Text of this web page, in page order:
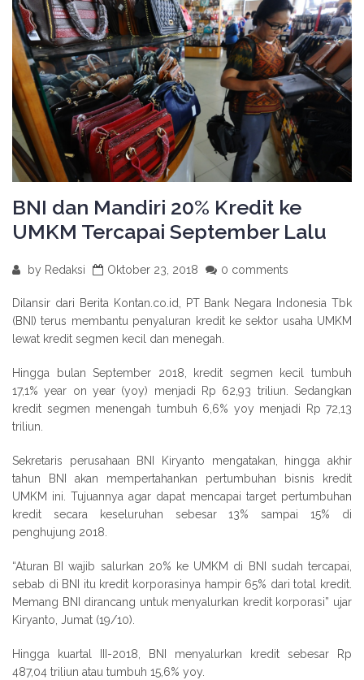
BNI dan Mandiri 20% Kredit ke
UMKM Tercapai September Lalu
by Redaksi Oktober 23, 2018 0 comments
Dilansir dari Berita Kontan.co.id, PT Bank Negara Indonesia Tbk
(BNI) terus membantu penyaluran kredit ke sektor usaha UMKM
lewat kredit segmen kecil dan menegah.
Hingga bulan September 2018, kredit segmen kecil tumbuh
17,1% year on year (yoy) menjadi Rp 62,93 triliun. Sedangkan
kredit segmen menengah tumbuh 6,6% yoy menjadi Rp 72,13
triliun.
Sekretaris perusahaan BNI Kiryanto mengatakan, hingga akhir
tahun BNI akan mempertahankan pertumbuhan bisnis kredit
UMKM ini. Tujuannya agar dapat mencapai target pertumbuhan
kredit secara keseluruhan sebesar 13% sampai 15% di
penghujung 2018.
“Aturan BI wajib salurkan 20% ke UMKM di BNI sudah tercapai,
sebab di BNI itu kredit korporasinya hampir 65% dari total kredit.
Memang BNI dirancang untuk menyalurkan kredit korporasi” ujar
Kiryanto, Jumat (19/10).
Hingga kuartal III-2018, BNI menyalurkan kredit sebesar Rp
487,04 triliun atau tumbuh 15,6% yoy.